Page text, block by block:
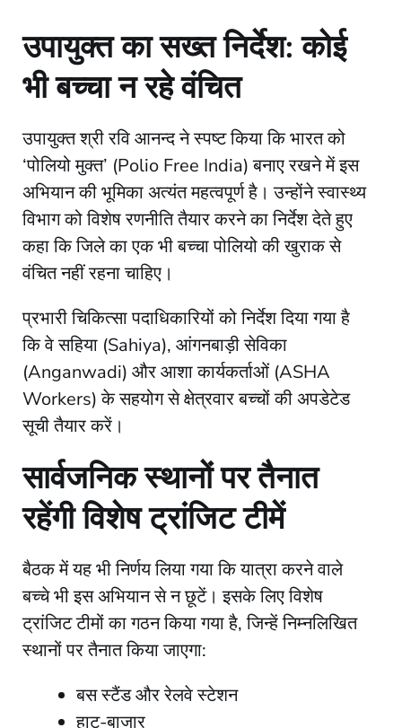
​उपायुक्त का सख्त निर्देश: कोई
भी बच्चा न रहे वंचित
​उपायुक्त श्री रवि आनन्द ने स्पष्ट किया कि भारत को
‘पोलियो मुक्त’ (Polio Free India) बनाए रखने में इस
अभियान की भूमिका अत्यंत महत्वपूर्ण है। उन्होंने स्वास्थ्य
विभाग को विशेष रणनीति तैयार करने का निर्देश देते हुए
कहा कि जिले का एक भी बच्चा पोलियो की खुराक से
वंचित नहीं रहना चाहिए।
​प्रभारी चिकित्सा पदाधिकारियों को निर्देश दिया गया है
कि वे सहिया (Sahiya), आंगनबाड़ी सेविका
(Anganwadi) और आशा कार्यकर्ताओं (ASHA
Workers) के सहयोग से क्षेत्रवार बच्चों की अपडेटेड
सूची तैयार करें।
​सार्वजनिक स्थानों पर तैनात
रहेंगी विशेष ट्रांजिट टीमें
​बैठक में यह भी निर्णय लिया गया कि यात्रा करने वाले
बच्चे भी इस अभियान से न छूटें। इसके लिए विशेष
ट्रांजिट टीमों का गठन किया गया है, जिन्हें निम्नलिखित
स्थानों पर तैनात किया जाएगा:
​बस स्टैंड और रेलवे स्टेशन
​हाट-बाजार